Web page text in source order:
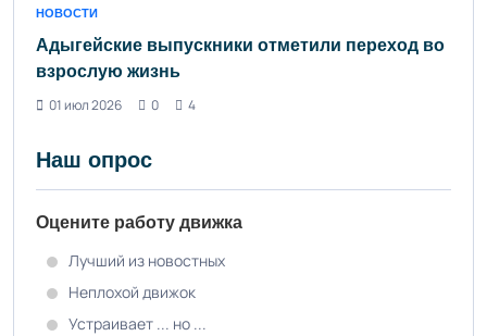
НОВОСТИ
Адыгейские выпускники отметили переход во
взрослую жизнь
01 июл 2026
0 4
Наш опрос
Оцените работу движка
Лучший из новостных
Неплохой движок
Устраивает ... но ...